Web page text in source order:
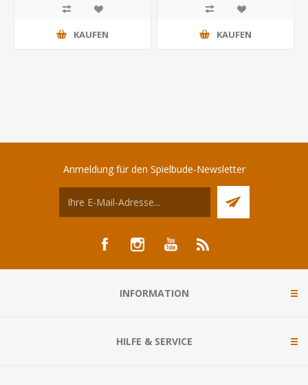
KAUFEN KAUFEN
Anmeldung für den Spielbude-Newsletter
INFORMATION
HILFE & SERVICE